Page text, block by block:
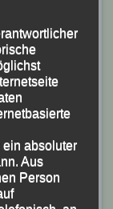
die
Löwen
absoluter
Aus
Person